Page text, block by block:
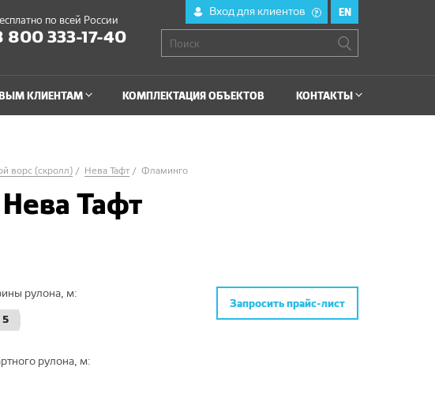
по всей России
800 333-17-40
Вход для клиентов ? EN
КЛИЕНТАМ КОМПЛЕКТАЦИЯ ОБЪЕКТОВ КОНТАКТЫ
ворс (скролл) Нева Тафт Фламинго
Тафт
рулона, м:
5
рулона, м:
Запросить прайс-лист